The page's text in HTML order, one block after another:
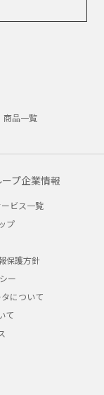
商品一覧
プ企業情報
ビス一覧
プ
保護方針
ー
について
て